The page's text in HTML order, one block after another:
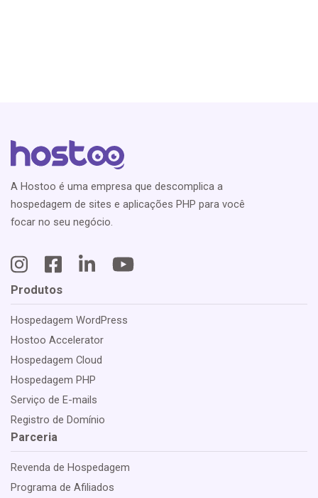
A Hostoo é uma empresa que descomplica a
hospedagem de sites e aplicações PHP para você
focar no seu negócio.
Produtos
Hospedagem WordPress
Hostoo Accelerator
Hospedagem Cloud
Hospedagem PHP
Serviço de E-mails
Registro de Domínio
Parceria
Revenda de Hospedagem
Programa de Afiliados